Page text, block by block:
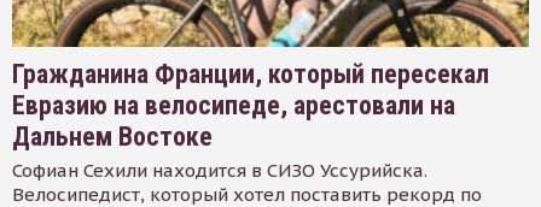
Гражданина Франции, который пересекал
Евразию на велосипеде, арестовали на
Дальнем Востоке
Софиан Сехили находится в СИЗО Уссурийска.
Велосипедист, который хотел поставить рекорд по